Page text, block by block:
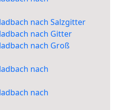
nach Salzgitter
nach Gitter
nach Groß
nach
nach